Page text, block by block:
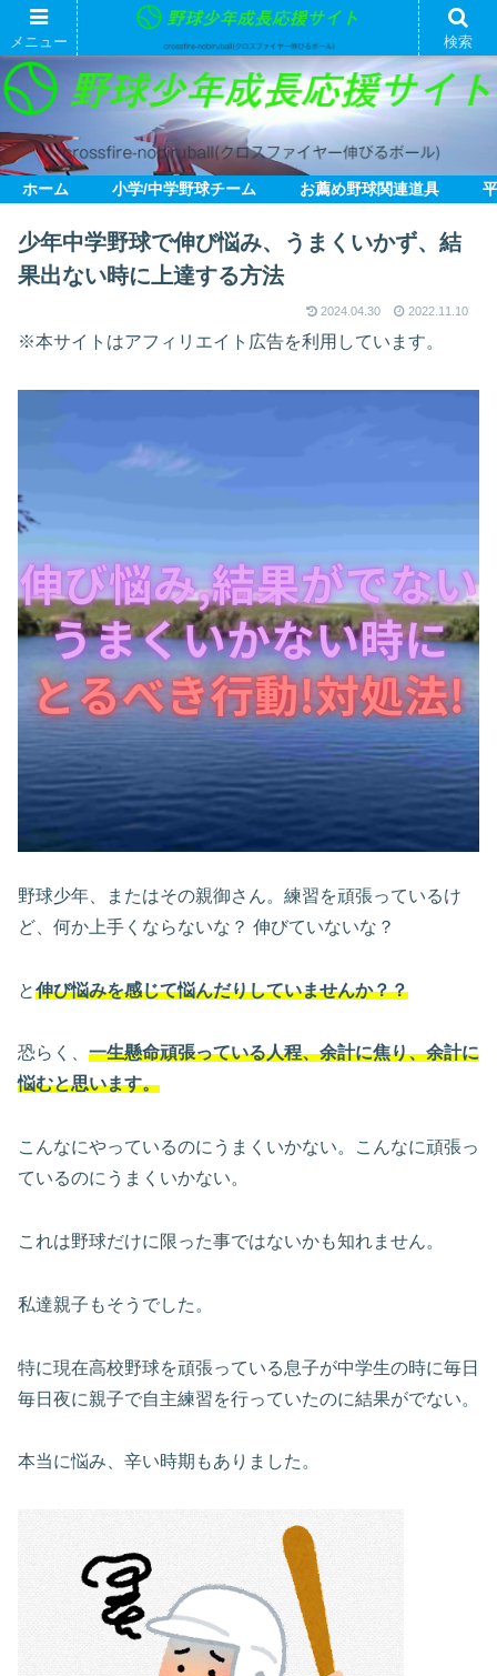
ホーム 小学/中学野球チーム お薦め野球関連道具
少年中学野球で伸び悩み、うまくいかず、結
果出ない時に上達する方法
2024.04.30 2022.11.10
※本サイトはアフィリエイト広告を利用しています。
野球少年、またはその親御さん。練習を頑張っているけ
ど、何か上手くならないな？ 伸びていないな？
と伸び悩みを感じて悩んだりしていませんか？？
恐らく、 一生懸命頑張っている人程、余計に焦り、余計に
悩むと思います。
こんなにやっているのにうまくいかない。こんなに頑張っ
ているのにうまくいかない。
これは野球だけに限った事ではないかも知れません。
私達親子もそうでした。
特に現在高校野球を頑張っている息子が中学生の時に毎日
毎日夜に親子で自主練習を行っていたのに結果がでない。
本当に悩み、辛い時期もありました。
メニュー 検索